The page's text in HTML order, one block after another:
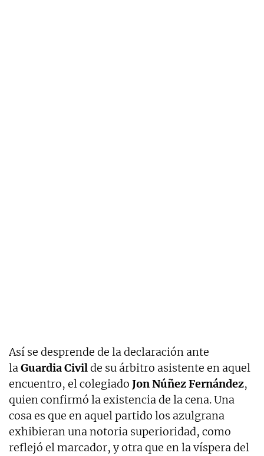
Así se desprende de la declaración ante
laGuardia Civilde su árbitro asistente en aquel
encuentro, el colegiado Jon Núñez Fernández,
quien confirmó la existencia de la cena. Una
cosa es que en aquel partido los azulgrana
exhibieran una notoria superioridad, como
reflejó el marcador, y otra que en la víspera del